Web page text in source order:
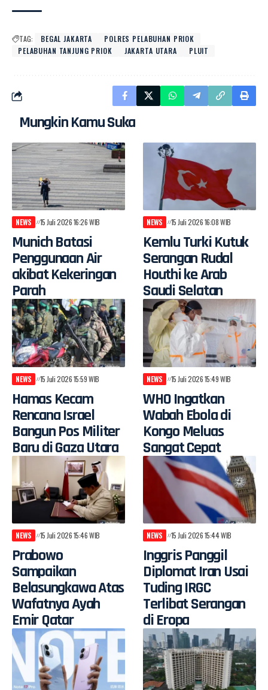
TAG: BEGAL JAKARTA
POLRES PELABUHAN PRIOK
PELABUHAN TANJUNG PRIOK
JAKARTA UTARA PLUIT
Mungkin Kamu Suka
NEWS 15 Juli 2026 16:26 WIB
Munich Batasi
Penggunaan Air
akibat Kekeringan
Parah
NEWS 15 Juli 2026 16:08 WIB
Kemlu Turki Kutuk
Serangan Rudal
Houthi ke Arab
Saudi Selatan
NEWS 15 Juli 2026 15:59 WIB
Hamas Kecam
Rencana Israel
Bangun Pos Militer
Baru di Gaza Utara
NEWS 15 Juli 2026 15:49 WIB
WHO Ingatkan
Wabah Ebola di
Kongo Meluas
Sangat Cepat
NEWS 15 Juli 2026 15:46 WIB
Prabowo
Sampaikan
Belasungkawa Atas
Wafatnya Ayah
Emir Qatar
NEWS 15 Juli 2026 15:44 WIB
Inggris Panggil
Diplomat Iran Usai
Tuding IRGC
Terlibat Serangan
di Eropa